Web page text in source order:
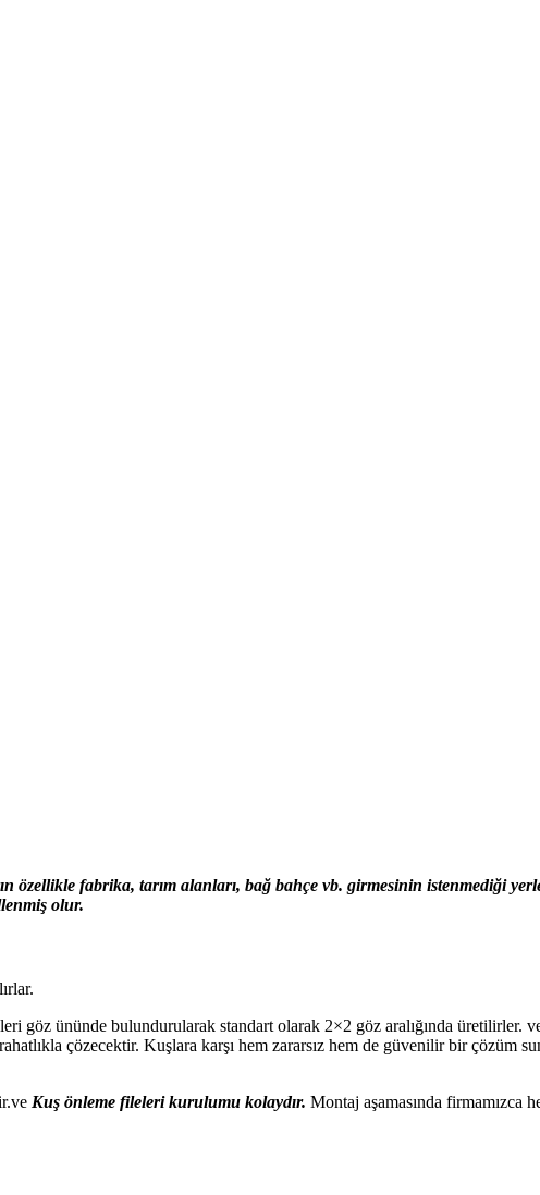
özellikle fabrika, tarım alanları, bağ bahçe vb. girmesinin istenmediği
olur.
ününde bulundurularak standart olarak 2×2 göz aralığında üretilirler. ve
çözecektir. Kuşlara karşı hem zararsız hem de güvenilir bir çözüm
Kuş önleme fileleri kurulumu kolaydır. Montaj aşamasında firmamızca